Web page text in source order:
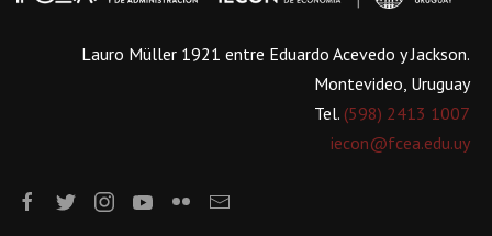
Lauro Müller 1921 entre Eduardo Acevedo y Jackson.
Montevideo, Uruguay
Tel. (598) 2413 1007
iecon@fcea.edu.uy